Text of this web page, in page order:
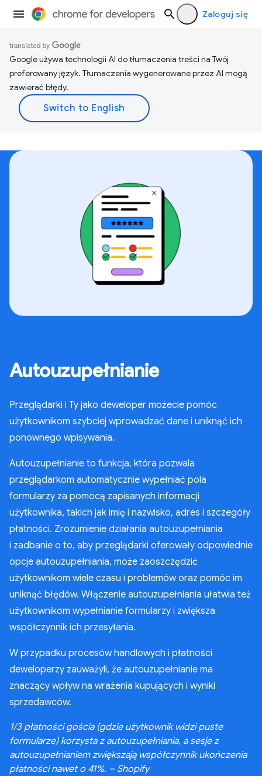
Zaloguj się
Google używa technologii AI do tłumaczenia treści na Twój
preferowany język. Tłumaczenia wygenerowane przez AI mogą
zawierać błędy.
Autouzupełnianie
Przeglądarki i Ty jako deweloper możecie pomóc
użytkownikom szybciej wprowadzać dane i uniknąć ich
ponownego wpisywania.
Autouzupełnianie to funkcja, która pozwala
przeglądarkom automatycznie wypełniać pola
formularzy za pomocą zapisanych informacji
użytkownika, takich jak imię i nazwisko, adres i szczegóły
płatności. Zrozumienie działania autouzupełniania
i zadbanie o to, aby przeglądarki oferowały odpowiednie
opcje autouzupełniania, może zaoszczędzić
użytkownikom wiele czasu i problemów oraz pomóc im
uniknąć błędów. Włączenie autouzupełniania ułatwia też
użytkownikom wypełnianie formularzy i zwiększa
współczynnik ich przesyłania.
W przypadku procesów handlowych i płatności
deweloperzy zauważyli, że autouzupełnianie ma
znaczący wpływ na wrażenia kupujących i wyniki
sprzedawców.
1/3 płatności gościa (gdzie użytkownik widzi puste
formularze) korzysta z autouzupełniania, a sesje z
autouzupełnianiem zwiększają współczynnik ukończenia
płatności nawet o 41%. – Shopify